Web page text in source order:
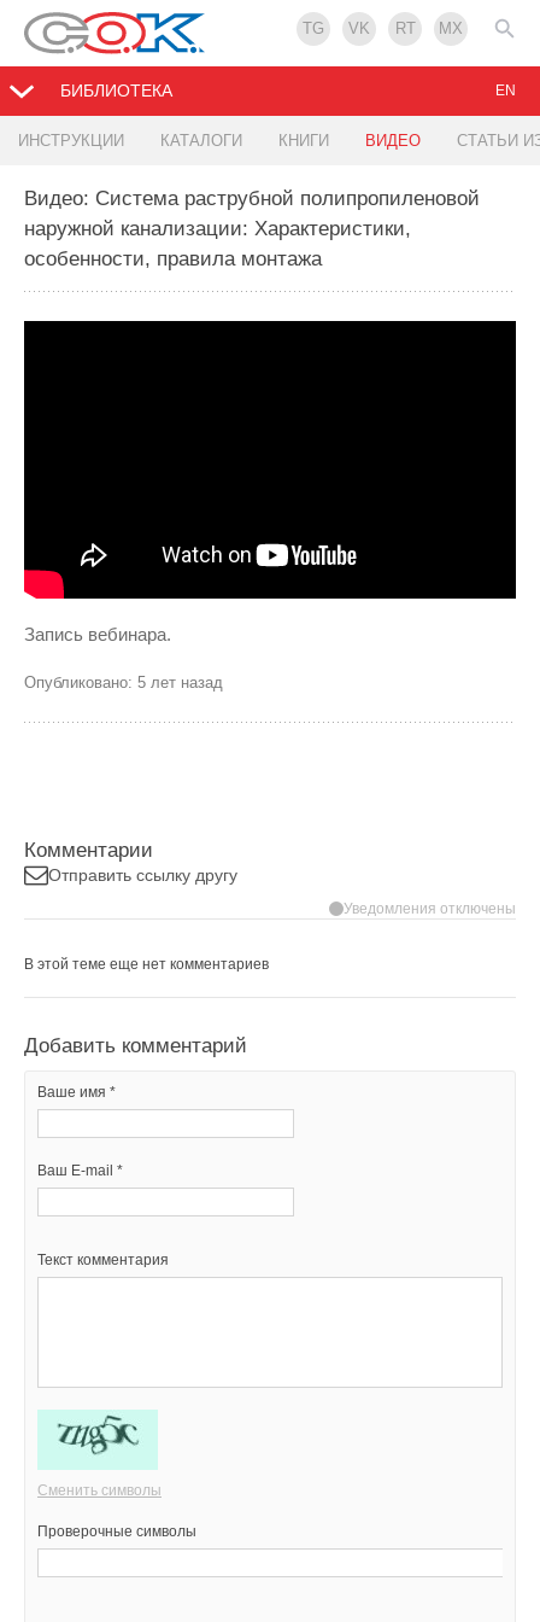
TG VK RT MX
БИБЛИОТЕКА
ИНСТРУКЦИИ КАТАЛОГИ КНИГИ ВИДЕО СТАТЬИ
EN
Видео: Система раструбной полипропиленовой
наружной канализации: Характеристики,
особенности, правила монтажа
Запись вебинара.
Опубликовано: 5 лет назад
Комментарии
Отправить ссылку другу
Уведомления отключены
В этой теме еще нет комментариев
Добавить комментарий
Ваше имя *
Ваш E-mail *
Текст комментария
Сменить символы
Проверочные символы